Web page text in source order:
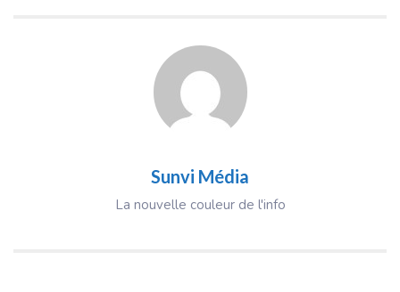
Sunvi Média
La nouvelle couleur de l'info